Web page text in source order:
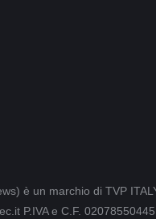
è un marchio di TVP
P.IVA e C.F.